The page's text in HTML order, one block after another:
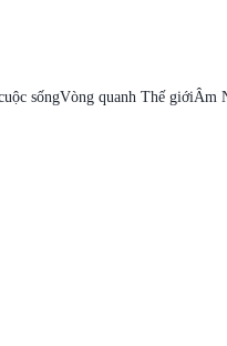
sốngVòng quanh Thế giớiÂm